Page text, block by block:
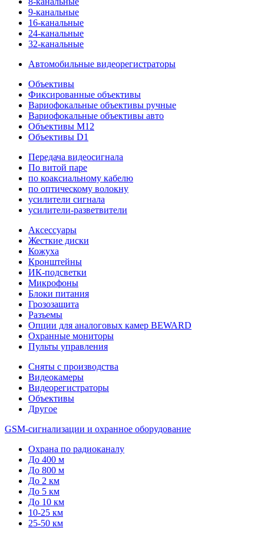
9-канальные
16-канальные
24-канальные
32-канальные
Автомобильные видеорегистраторы
Объективы
Фиксированные объективы
Вариофокальные объективы ручные
Вариофокальные объективы авто
Объективы M12
Объективы D1
Передача видеосигнала
По витой паре
по коаксиальному кабелю
по оптическому волокну
усилители сигнала
усилители-разветвители
Аксессуары
Жесткие диски
Кожуха
Кронштейны
ИК-подсветки
Микрофоны
Блоки питания
Грозозащита
Разъемы
Опции для аналоговых камер BEWARD
Охранные мониторы
Пульты управления
Сняты с производства
Видеокамеры
Видеорегистраторы
Объективы
Другое
GSM-сигнализации и охранное оборудование
Охрана по радиоканалу
До 400 м
До 800 м
До 2 км
До 5 км
До 10 км
10-25 км
25-50 км